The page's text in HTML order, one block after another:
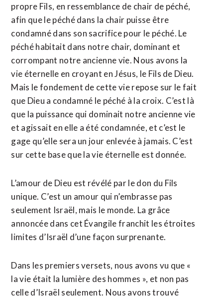
propre Fils, en ressemblance de chair de péché,
afin que le péché dans la chair puisse être
condamné dans son sacrifice pour le péché. Le
péché habitait dans notre chair, dominant et
corrompant notre ancienne vie. Nous avons la
vie éternelle en croyant en Jésus, le Fils de Dieu.
Mais le fondement de cette vie repose sur le fait
que Dieu a condamné le péché à la croix. C’est là
que la puissance qui dominait notre ancienne vie
et agissait en elle a été condamnée, et c’est le
gage qu’elle sera un jour enlevée à jamais. C’est
sur cette base que la vie éternelle est donnée.
L’amour de Dieu est révélé par le don du Fils
unique. C’est un amour qui n’embrasse pas
seulement Israël, mais le monde. La grâce
annoncée dans cet Évangile franchit les étroites
limites d’Israël d’une façon surprenante.
Dans les premiers versets, nous avons vu que «
la vie était la lumière des hommes », et non pas
celle d’Israël seulement. Nous avons trouvé